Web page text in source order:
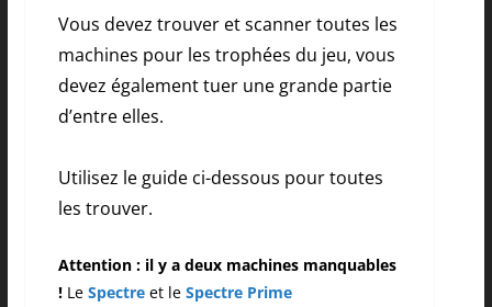
Vous devez trouver et scanner toutes les
machines pour les trophées du jeu, vous
devez également tuer une grande partie
d’entre elles.
Utilisez le guide ci-dessous pour toutes
les trouver.
Attention : il y a deux machines manquables
!Le Spectreet le Spectre Prime